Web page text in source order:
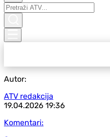
Autor:
ATV redakcija
19.04.2026 19:36
Komentari: